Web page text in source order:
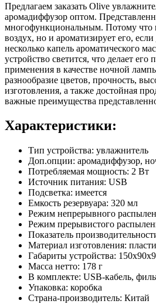
Предлагаем заказать Olive
аромадиффузор оптом.
многофункциональным. Потому что
воздух, но и ароматизирует его,
несколько капель ароматического
устройство светится, что делает
применения в качестве ночной
разнообразие цветов, прочность,
изготовления, а также достойная
важные преимущества
Характеристики:
Тип устройства: увлажнитель
Доп.опции: аромадиффузор,
Потребляемая мощность: 2 Вт
Источник питания: USB
Подсветка: имеется
Емкость резервуара: 320 мл
Режим непрерывного
Режим прерывистого
Показатель
Материал изготовления:
Габариты устройства:
Масса нетто: 178 г
В комплекте: USB-кабель,
Упаковка: коробка
Страна-производитель: Китай